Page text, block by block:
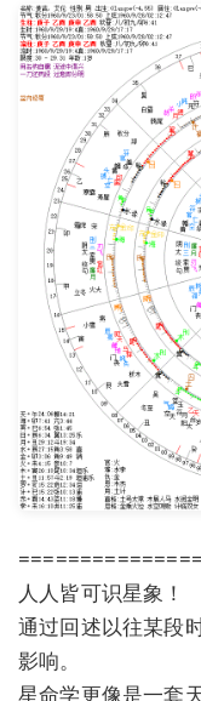
人人皆可识星象！
通过回述以往某段
影响。
星命学更像是一套